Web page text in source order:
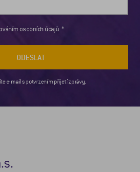
osobních údajů.
ODESLAT
e-mail s potvrzením přijetí zprávy.